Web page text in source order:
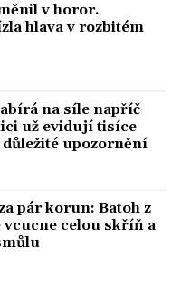
v horor.
hlava v rozbitém
na síle napříč
už evidují tisíce
upozornění
pár korun: Batoh z
vcucne celou skříň a